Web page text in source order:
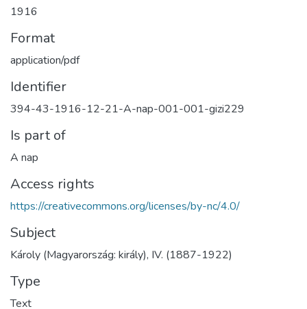
1916
Format
application/pdf
Identifier
394-43-1916-12-21-A-nap-001-001-gizi229
Is part of
A nap
Access rights
https://creativecommons.org/licenses/by-nc/4.0/
Subject
Károly (Magyarország: király), IV. (1887-1922)
Type
Text